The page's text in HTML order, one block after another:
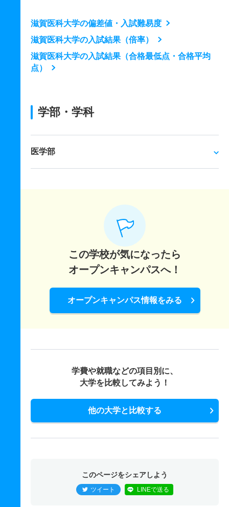
滋賀医科大学の偏差値・入試難易度
滋賀医科大学の入試結果（倍率）
滋賀医科大学の入試結果（合格最低点・合格平均
点）
学部・学科
医学部
この学校が気になったら
オープンキャンパスへ！
オープンキャンパス情報をみる
学費や就職などの項目別に、
大学を比較してみよう！
他の大学と比較する
このページをシェアしよう
ツイート LINEで送る